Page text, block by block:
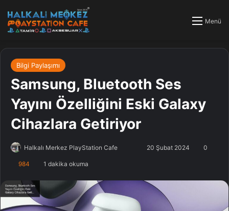
Menü
Bilgi Paylaşımı
Samsung, Bluetooth Ses
Yayını Özelliğini Eski Galaxy
Cihazlara Getiriyor
Halkalı Merkez PlayStation Cafe
o -
20 Şubat 2024 0
984 1 dakika okuma